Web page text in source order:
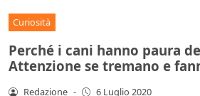
Curiosità
Perché i cani hanno paura
Attenzione se tremano e
Redazione - 6 Luglio 2020